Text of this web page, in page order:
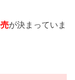
が決まっていま